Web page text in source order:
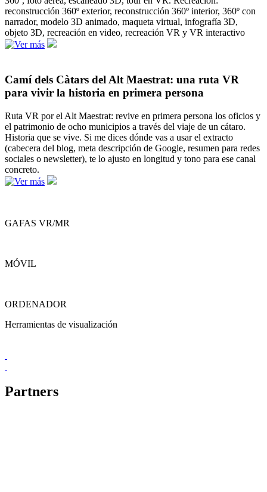
reconstrucción 360º exterior, reconstrucción 360º interior, 360º con
narrador, modelo 3D animado, maqueta virtual, infografía 3D,
objeto 3D, recreación en video, recreación VR y VR interactivo
Camí dels Càtars del Alt Maestrat: una ruta VR
para vivir la historia en primera persona
Ruta VR por el Alt Maestrat: revive en primera persona los oficios y
el patrimonio de ocho municipios a través del viaje de un cátaro.
Historia que se vive. Si me dices dónde vas a usar el extracto
(cabecera del blog, meta descripción de Google, resumen para redes
sociales o newsletter), te lo ajusto en longitud y tono para ese canal
concreto.
GAFAS VR/MR
MÓVIL
ORDENADOR
Herramientas de visualización
Partners